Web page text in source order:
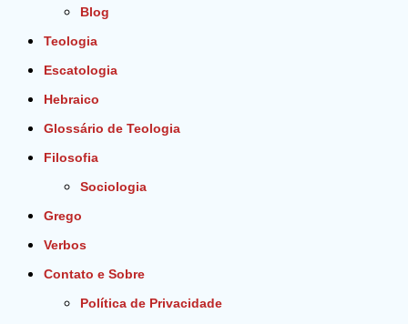
Blog
Teologia
Escatologia
Hebraico
Glossário de Teologia
Filosofia
Sociologia
Grego
Verbos
Contato e Sobre
Política de Privacidade